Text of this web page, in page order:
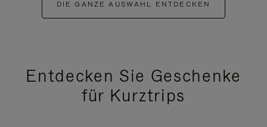
DIE GANZE AUSWAHL ENTDECKEN
Entdecken Sie Geschenke
für Kurztrips